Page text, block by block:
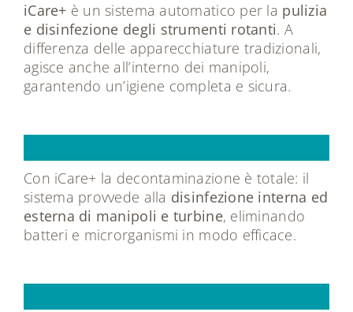
iCare+ è un sistema automatico per la pulizia
e disinfezione degli strumenti rotanti. A
differenza delle apparecchiature tradizionali,
agisce anche all’interno dei manipoli,
garantendo un’igiene completa e sicura.
Con iCare+ la decontaminazione è totale: il
sistema provvede alla disinfezione interna ed
esterna di manipoli e turbine, eliminando
batteri e microrganismi in modo efficace.